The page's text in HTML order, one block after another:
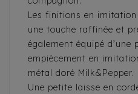
Les finitions en
une touche raffinée et
également équipé d’une
empiècement en
métal doré Milk&Pepper.
Une petite laisse en